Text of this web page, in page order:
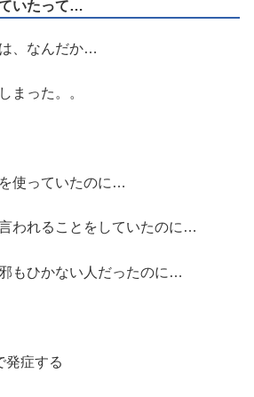
いたって…
、なんだか…
まった。。
使っていたのに…
われることをしていたのに…
もひかない人だったのに…
発症する